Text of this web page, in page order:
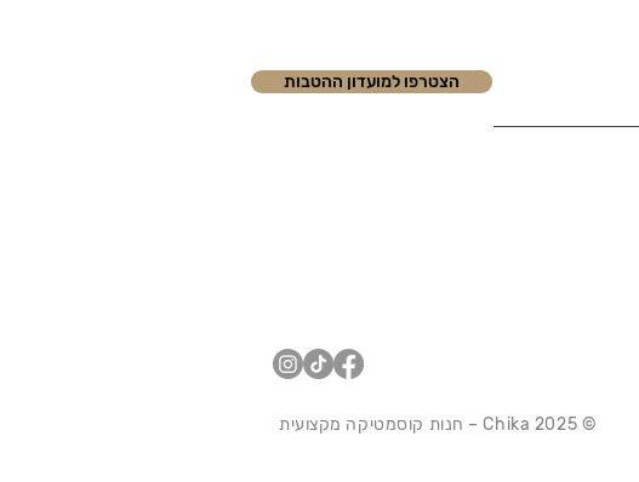
הצטרפו למועדון ההטבות
© 2025 Chika – חנות קוסמטיקה מקצועית